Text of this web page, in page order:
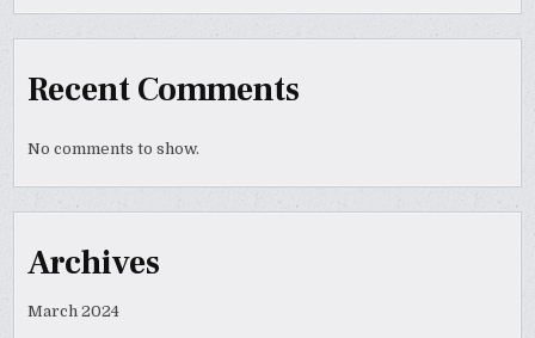
Recent Comments
No comments to show.
Archives
March 2024